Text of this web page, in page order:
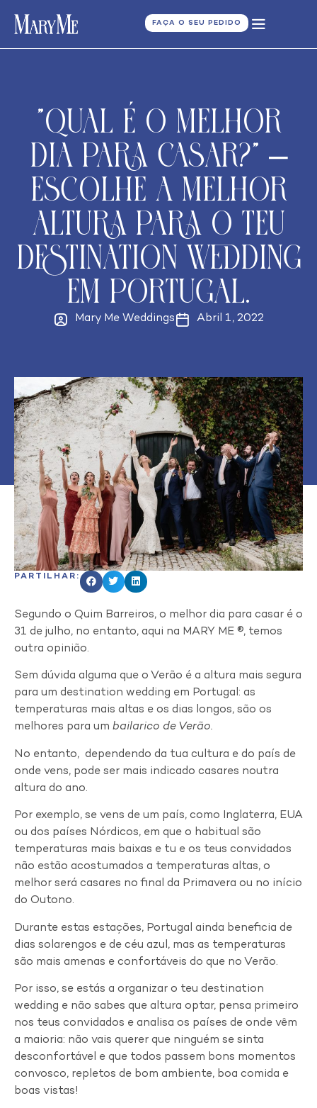
FAÇA O SEU PEDIDO
“Qual é o melhor
dia para casar?” –
Escolhe a melhor
altura para o teu
destination wedding
em Portugal.
Mary Me Weddings Abril 1, 2022
PARTILHAR:
Segundo o Quim Barreiros, o melhor dia para casar é o
31 de julho, no entanto, aqui na MARY ME ®, temos
outra opinião.
Sem dúvida alguma que o Verão é a altura mais segura
para um destination wedding em Portugal: as
temperaturas mais altas e os dias longos, são os
melhores para um bailarico de Verão.
No entanto, dependendo da tua cultura e do país de
onde vens, pode ser mais indicado casares noutra
altura do ano.
Por exemplo, se vens de um país, como Inglaterra, EUA
ou dos países Nórdicos, em que o habitual são
temperaturas mais baixas e tu e os teus convidados
não estão acostumados a temperaturas altas, o
melhor será casares no final da Primavera ou no início
do Outono.
Durante estas estações, Portugal ainda beneficia de
dias solarengos e de céu azul, mas as temperaturas
são mais amenas e confortáveis do que no Verão.
Por isso, se estás a organizar o teu destination
wedding e não sabes que altura optar, pensa primeiro
nos teus convidados e analisa os países de onde vêm
a maioria: não vais querer que ninguém se sinta
desconfortável e que todos passem bons momentos
convosco, repletos de bom ambiente, boa comida e
boas vistas!